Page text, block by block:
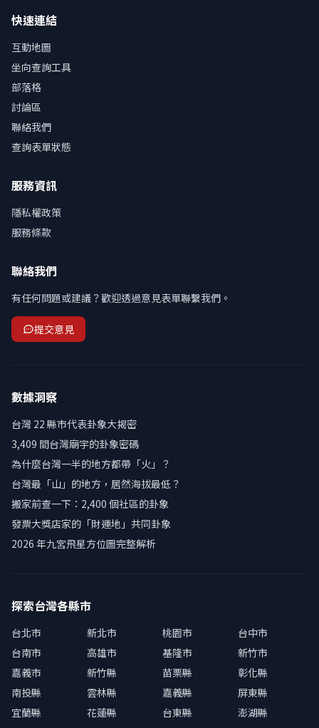
快速連結
互動地圖
坐向查詢工具
部落格
討論區
聯絡我們
查詢表單狀態
服務資訊
隱私權政策
服務條款
聯絡我們
有任何問題或建議？歡迎透過意見表單聯繫我們。
提交意見
數據洞察
台灣 22 縣市代表卦象大揭密
3,409 間台灣廟宇的卦象密碼
為什麼台灣一半的地方都帶「火」？
台灣最「山」的地方，居然海拔最低？
搬家前查一下：2,400 個社區的卦象
發票大獎店家的「財運地」共同卦象
2026 年九宮飛星方位圖完整解析
探索台灣各縣市
台北市 新北市 桃園市
台中市
台南市
高雄市 基隆市
新竹市
嘉義市
新竹縣 苗栗縣
彰化縣
南投縣
雲林縣 嘉義縣
屏東縣
宜蘭縣
花蓮縣 台東縣
澎湖縣